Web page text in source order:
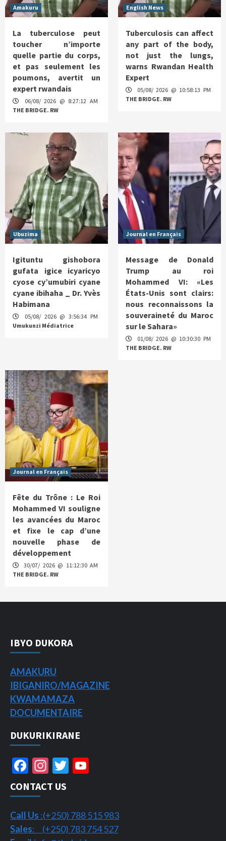
Amakuru
La tuberculose peut
toucher n’importe
quelle partie du corps,
et pas seulement les
poumons, avertit un
expert rwandais
06/08/ 2026 @ 8:27:12 AM
THE BRIDGE. RW
English News
Tuberculosis can affect
any part of the body,
not just the lungs,
warns Rwandan Health
Expert
05/08/ 2026 @ 10:58:13 PM
THE BRIDGE. RW
Ubuzima
Igituntu gishobora
gufata igice icyaricyo
cyose cy’umubiri cyane
cyane ibihaha _ Dr. Yvès
Habimana
05/08/ 2026 @ 3:56:34 PM
Umukunzi Médiatrice
Journal en Français
Message de Donald
Trump au roi
Mohammed VI: «Les
États-Unis sont clairs:
nous reconnaissons la
souveraineté du Maroc
sur le Sahara»
01/08/ 2026 @ 10:30:30 PM
THE BRIDGE. RW
Journal en Français
Fête du Trône : Le Roi
Mohammed VI souligne
les avancées du Maroc
et fixe le cap d’une
nouvelle phase de
développement
30/07/ 2026 @ 11:12:30 AM
THE BRIDGE. RW
IBYO DUKORA
AMAKURU
IBIGANIRO/MAGAZINE
KWAMAMAZA
DOCUMENTAIRE
DUKURIKIRANE
Facebook
Instagram
Twitter
CONTACT US
Call Us :(+250) 788 515 983
Sales: (+250) 783 754 527